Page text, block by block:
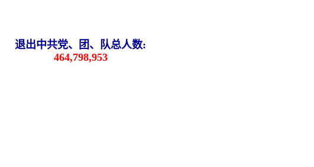
退出中共党、团、队总人数:
464,798,953